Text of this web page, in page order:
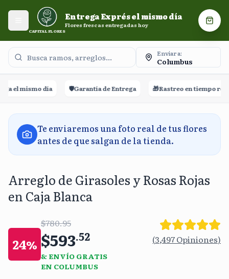
Entrega Exprés el mismo día. Flores frescas entregadas
Abrir menú
CAPITAL FLORES
Entrega Exprés el mismo día
Flores frescas entregadas hoy
Enviar a:
Columbus
el mismo día Garantía de Entrega Rastreo en tiempo real
Te enviaremos una foto real de tus flores
antes de que salgan de la tienda.
Arreglo de Girasoles y Rosas Rojas
en Caja Blanca
24%
$780.95
$593.52
& ENVÍO GRATIS
EN COLUMBUS
(3,497Opiniones)